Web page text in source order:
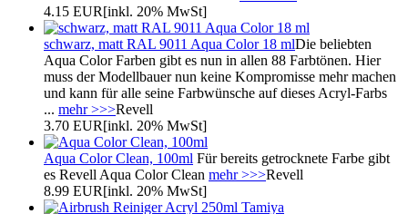
4.15 EUR[inkl. 20% MwSt]
schwarz, matt RAL 9011 Aqua Color 18 mlDie beliebten
Aqua Color Farben gibt es nun in allen 88 Farbtönen. Hier
muss der Modellbauer nun keine Kompromisse mehr machen
und kann für alle seine Farbwünsche auf dieses Acryl-Farbs
... mehr >>>Revell
3.70 EUR[inkl. 20% MwSt]
Aqua Color Clean, 100ml Für bereits getrocknete Farbe gibt
es Revell Aqua Color Clean mehr >>>Revell
8.99 EUR[inkl. 20% MwSt]